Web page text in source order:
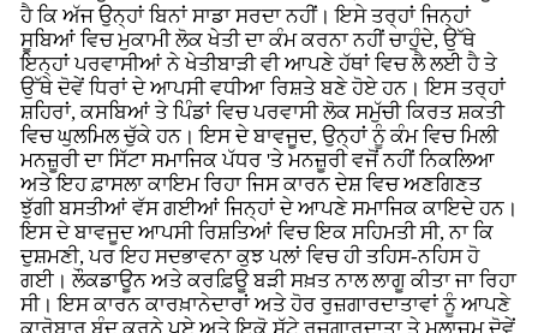
ਹੈ ਕਿ ਅੱਜ ਉਨ੍ਹਾਂ ਬਿਨਾਂ ਸਾਡਾ ਸਰਦਾ ਨਹੀਂ। ਇਸੇ ਤਰ੍ਹਾਂ ਜਿਨ੍ਹਾਂ
ਸੂਬਿਆਂ ਵਿਚ ਮੁਕਾਮੀ ਲੋਕ ਖੇਤੀ ਦਾ ਕੰਮ ਕਰਨਾ ਨਹੀਂ ਚਾਹੁੰਦੇ, ਉੱਥੇ
ਇਨ੍ਹਾਂ ਪਰਵਾਸੀਆਂ ਨੇ ਖੇਤੀਬਾੜੀ ਵੀ ਆਪਣੇ ਹੱਥਾਂ ਵਿਚ ਲੈ ਲਈ ਹੈ ਤੇ
ਉੱਥੇ ਦੋਵੇਂ ਧਿਰਾਂ ਦੇ ਆਪਸੀ ਵਧੀਆ ਰਿਸ਼ਤੇ ਬਣੇ ਹੋਏ ਹਨ। ਇਸ ਤਰ੍ਹਾਂ
ਸ਼ਹਿਰਾਂ, ਕਸਬਿਆਂ ਤੇ ਪਿੰਡਾਂ ਵਿਚ ਪਰਵਾਸੀ ਲੋਕ ਸਮੁੱਚੀ ਕਿਰਤ ਸ਼ਕਤੀ
ਵਿਚ ਘੁਲਮਿਲ ਚੁੱਕੇ ਹਨ। ਇਸ ਦੇ ਬਾਵਜੂਦ, ਉਨ੍ਹਾਂ ਨੂੰ ਕੰਮ ਵਿਚ ਮਿਲੀ
ਮਨਜ਼ੂਰੀ ਦਾ ਸਿੱਟਾ ਸਮਾਜਿਕ ਪੱਧਰ 'ਤੇ ਮਨਜ਼ੂਰੀ ਵਜੋਂ ਨਹੀਂ ਨਿਕਲਿਆ
ਅਤੇ ਇਹ ਫ਼ਾਸਲਾ ਕਾਇਮ ਰਿਹਾ ਜਿਸ ਕਾਰਨ ਦੇਸ਼ ਵਿਚ ਅਣਗਿਣਤ
ਝੁੱਗੀ ਬਸਤੀਆਂ ਵੱਸ ਗਈਆਂ ਜਿਨ੍ਹਾਂ ਦੇ ਆਪਣੇ ਸਮਾਜਿਕ ਕਾਇਦੇ ਹਨ।
ਇਸ ਦੇ ਬਾਵਜੂਦ ਆਪਸੀ ਰਿਸ਼ਤਿਆਂ ਵਿਚ ਇਕ ਸਹਿਮਤੀ ਸੀ, ਨਾ ਕਿ
ਦੁਸ਼ਮਣੀ, ਪਰ ਇਹ ਸਦਭਾਵਨਾ ਕੁਝ ਪਲਾਂ ਵਿਚ ਹੀ ਤਹਿਸ-ਨਹਿਸ ਹੋ
ਗਈ। ਲੌਕਡਾਊਨ ਅਤੇ ਕਰਫ਼ਿਊ ਬੜੀ ਸਖ਼ਤ ਨਾਲ ਲਾਗੂ ਕੀਤਾ ਜਾ ਰਿਹਾ
ਸੀ। ਇਸ ਕਾਰਨ ਕਾਰਖ਼ਾਨੇਦਾਰਾਂ ਅਤੇ ਹੋਰ ਰੁਜ਼ਗਾਰਦਾਤਾਵਾਂ ਨੂੰ ਆਪਣੇ
ਕਾਰੋਬਾਰ ਬੰਦ ਕਰਨੇ ਪਏ ਅਤੇ ਇਕੋ ਸੱਟੇ ਰੁਜ਼ਗਾਰਦਾਤਾ ਤੇ ਮੁਲਾਜ਼ਮ ਦੋਵੇਂ